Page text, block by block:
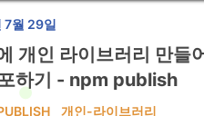
7월 29일
개인 라이브러리 만들
하기 - npm publish
개인-라이브러리